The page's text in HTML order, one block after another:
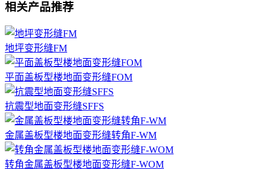
相关产品推荐
地坪变形缝FM
平面盖板型楼地面变形缝FOM
抗震型地面变形缝SFFS
金属盖板型楼地面变形缝转角F-WM
转角金属盖板型楼地面变形缝F-WOM